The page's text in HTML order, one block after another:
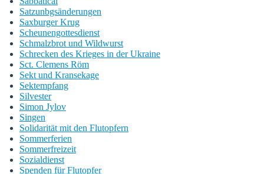
Satzunbgsänderungen
Saxburger Krug
Scheunengottesdienst
Schmalzbrot und Wildwurst
Schrecken des Krieges in der Ukraine
Sct. Clemens Röm
Sekt und Kransekage
Sektempfang
Silvester
Simon Jylov
Singen
Solidarität mit den Flutopfern
Sommerferien
Sommerfreizeit
Sozialdienst
Spenden für Flutopfer